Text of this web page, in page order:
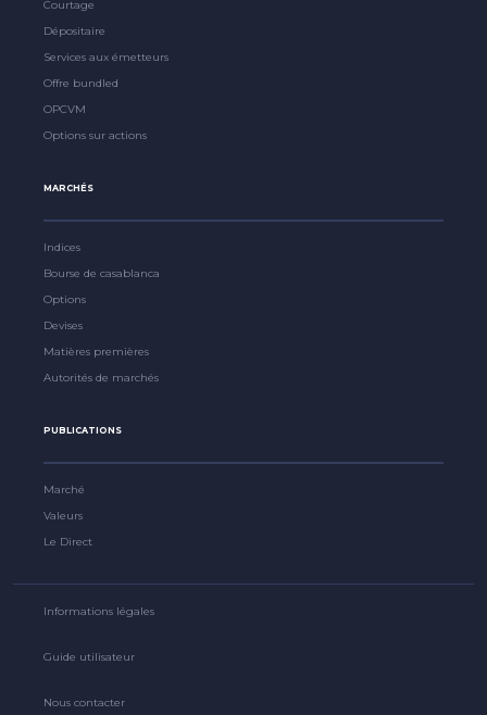
Courtage
Dépositaire
Services aux émetteurs
Offre bundled
OPCVM
Options sur actions
MARCHÉS
Indices
Bourse de casablanca
Options
Devises
Matières premières
Autorités de marchés
PUBLICATIONS
Marché
Valeurs
Le Direct
Informations légales
Guide utilisateur
Nous contacter